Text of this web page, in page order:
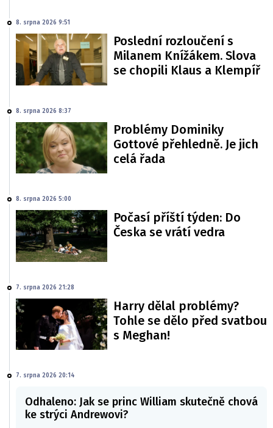
8. srpna 2026 9:51
Poslední rozloučení s
Milanem Knížákem. Slova
se chopili Klaus a Klempíř
8. srpna 2026 8:37
Problémy Dominiky
Gottové přehledně. Je jich
celá řada
8. srpna 2026 5:00
Počasí příští týden: Do
Česka se vrátí vedra
7. srpna 2026 21:28
Harry dělal problémy?
Tohle se dělo před svatbou
s Meghan!
7. srpna 2026 20:14
Odhaleno: Jak se princ William skutečně chová
ke strýci Andrewovi?